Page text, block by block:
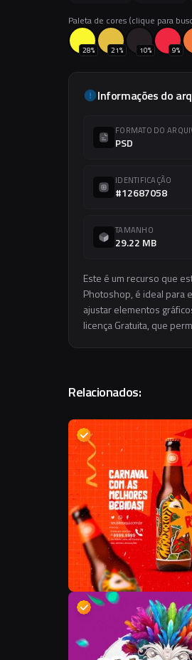
Paleta de cores (clique para
28% 21% 10% 9%
Informações do
FORMATO DO
PSD
IDENTIFICAÇÃO
#12687058
TAMANHO
29.22 MB
Este é um recurso que
Photoshop, é ideal para
ajustar elementos
licença Gratuita, que
Relacionados:
D